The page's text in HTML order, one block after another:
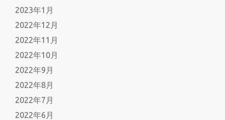
2023年1月
2022年12月
2022年11月
2022年10月
2022年9月
2022年8月
2022年7月
2022年6月